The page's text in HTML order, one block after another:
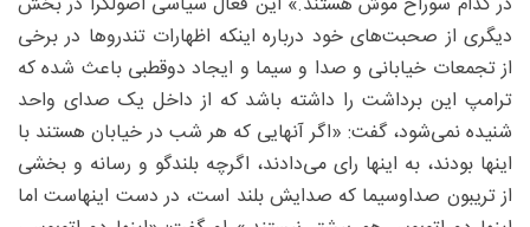
دیگری از صحبت‌های خود درباره اینکه اظهارات تندرو‌ها در برخی
از تجمعات خیابانی و صدا و سیما و ایجاد دوقطبی باعث شده که
ترامپ این برداشت را داشته باشد که از داخل یک صدای واحد
شنیده نمی‌شود، گفت: «اگر آنهایی که هر شب در خیابان هستند با
اینها بودند، به اینها رای می‌دادند، اگرچه بلندگو و رسانه و بخشی
از تریبون صداوسیما که صدایش بلند است، در دست اینهاست اما